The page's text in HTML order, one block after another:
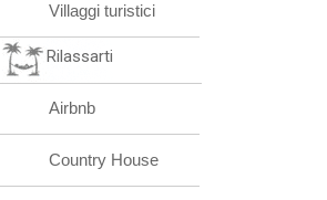
Villaggi turistici
Rilassarti
Airbnb
Country House